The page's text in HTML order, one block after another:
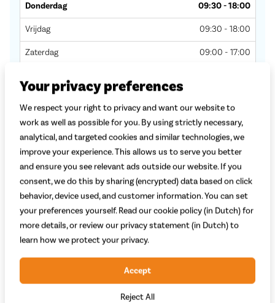
Kom langs bij Fietsvoordeelshop Rijswijk
Fiets kopen in Rijswijk? Ontdek onze mooie, ruim ingerichte
winkel aan de Steenvoordelaan. We hebben een breed
elektrische fietsen
Donderdag 09:30 - 18:00
Vrijdag 09:30 - 18:00
Zaterdag 09:00 - 17:00
Zo bereik je onze winkel
Fietsvoordeelshop Rijswijk vind je aan de Steenvoordelaan.
Parkeer je auto aan de Steenvoordelaan of aan het Wethouder
Hillenaarplantsoen. Wil je met het ov komen? Vanaf station
Rijswijk ben je ongeveer 3 minuten onderweg. Loop over het
Wethouder Hillenaarplantsoen richting het winkelcentrum in
aanbouw. Aan het einde van de straat vind je onze winkel aan je
linkerhand.
Your privacy preferences
We respect your right to privacy and want our website to
work as well as possible for you. By using strictly necessary,
analytical, and targeted cookies and similar technologies, we
improve your experience. This allows us to serve you better
and ensure you see relevant ads outside our website. If you
consent, we do this by sharing (encrypted) data based on click
behavior, device used, and customer information. You can set
your preferences yourself. Read our cookie policy (in Dutch) for
more details, or review our privacy statement (in Dutch) to
learn how we protect your privacy.
Reject All
Accept